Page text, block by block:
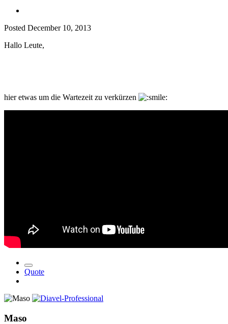
Posted December 10, 2013
Hallo Leute,
hier etwas um die Wartezeit zu verkürzen
Quote
Maso